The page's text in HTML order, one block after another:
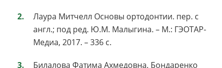
Лаура Митчелл Основы ортодонтии. пер. с
англ.; под ред. Ю.М. Малыгина. – М.: ГЭОТАР-
Медиа, 2017. – 336 с.
Билалова Фатима Ахмедовна, Бондаренко